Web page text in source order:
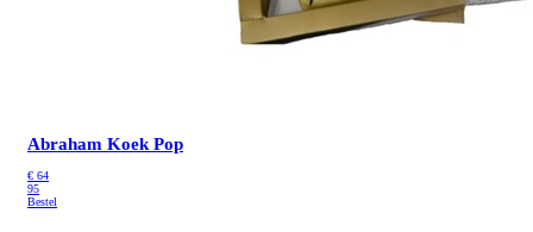
Abraham Koek Pop
€ 64
95
Bestel